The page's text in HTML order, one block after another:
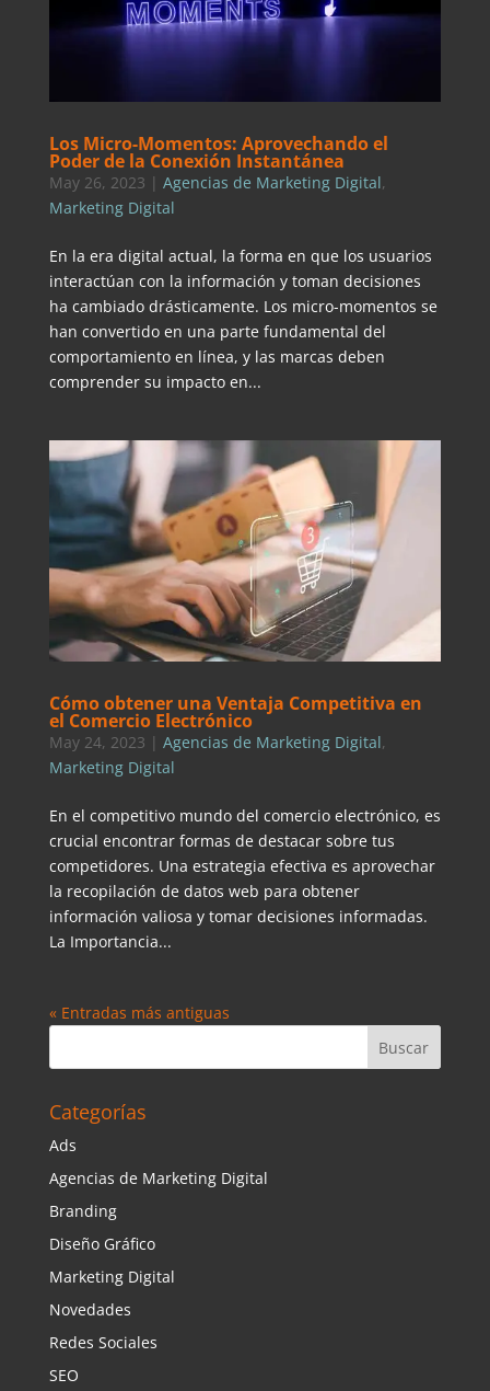
Los Micro-Momentos: Aprovechando el
Poder de la Conexión Instantánea
May 26, 2023 | Agencias de Marketing Digital,
Marketing Digital
En la era digital actual, la forma en que los usuarios
interactúan con la información y toman decisiones
ha cambiado drásticamente. Los micro-momentos se
han convertido en una parte fundamental del
comportamiento en línea, y las marcas deben
comprender su impacto en...
Cómo obtener una Ventaja Competitiva en
el Comercio Electrónico
May 24, 2023 | Agencias de Marketing Digital,
Marketing Digital
En el competitivo mundo del comercio electrónico, es
crucial encontrar formas de destacar sobre tus
competidores. Una estrategia efectiva es aprovechar
la recopilación de datos web para obtener
información valiosa y tomar decisiones informadas.
La Importancia...
« Entradas más antiguas
Categorías
Ads
Agencias de Marketing Digital
Branding
Diseño Gráfico
Marketing Digital
Novedades
Redes Sociales
SEO